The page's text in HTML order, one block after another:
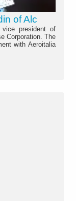
of Alc
vice president of
Corporation. The
with Aeroitalia